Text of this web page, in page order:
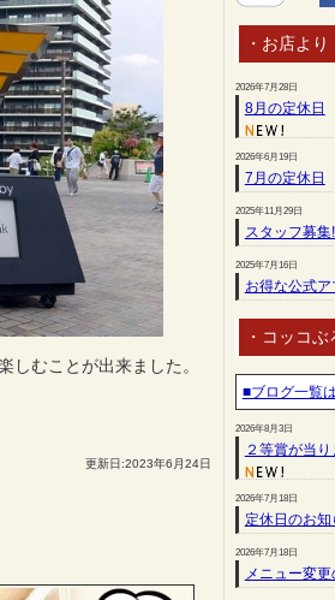
しむことが出来ました。
更新日:2023年6月24日
・お店より
2026年7月28日
8月の定休日
2026年6月19日
7月の定休日
2025年11月29日
スタッフ募集
2025年7月16日
お得な公式
・コッコぶ
■ブログ一覧
2026年8月3日
２等賞が当
2026年7月18日
定休日のお知
2026年7月18日
メニュー変